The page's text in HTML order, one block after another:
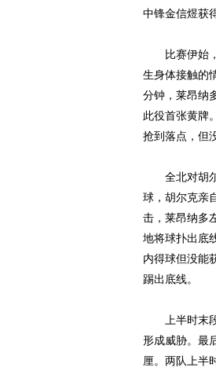
中锋金信煜获
比赛伊始，
生身体接触的
分钟，莱昂纳
此役首张黄牌
抢到落点，但
全北对胡尔
球，胡尔克亲
击，莱昂纳多
地将球扑出底
内得球但没能
踢出底线。
上半时末段
形成威胁。最
厘。两队上半